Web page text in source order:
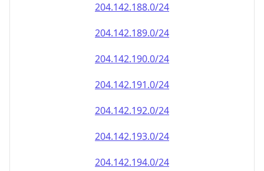
204.142.188.0/24
204.142.189.0/24
204.142.190.0/24
204.142.191.0/24
204.142.192.0/24
204.142.193.0/24
204.142.194.0/24